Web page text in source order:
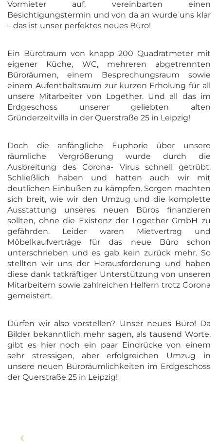
Vormieter auf, vereinbarten einen
Besichtigungstermin und von da an wurde uns klar
– das ist unser perfektes neues Büro!
Ein Bürotraum von knapp 200 Quadratmeter mit
eigener Küche, WC, mehreren abgetrennten
Büroräumen, einem Besprechungsraum sowie
einem Aufenthaltsraum zur kurzen Erholung für all
unsere Mitarbeiter von Logether. Und all das im
Erdgeschoss unserer geliebten alten
Gründerzeitvilla in der Querstraße 25 in Leipzig!
Doch die anfängliche Euphorie über unsere
räumliche Vergrößerung wurde durch die
Ausbreitung des Corona- Virus schnell getrübt.
Schließlich haben und hatten auch wir mit
deutlichen Einbußen zu kämpfen. Sorgen machten
sich breit, wie wir den Umzug und die komplette
Ausstattung unseres neuen Büros finanzieren
sollten, ohne die Existenz der Logether GmbH zu
gefährden. Leider waren Mietvertrag und
Möbelkaufverträge für das neue Büro schon
unterschrieben und es gab kein zurück mehr. So
stellten wir uns der Herausforderung und haben
diese dank tatkräftiger Unterstützung von unseren
Mitarbeitern sowie zahlreichen Helfern trotz Corona
gemeistert.
Dürfen wir also vorstellen? Unser neues Büro! Da
Bilder bekanntlich mehr sagen, als tausend Worte,
gibt es hier noch ein paar Eindrücke von einem
sehr stressigen, aber erfolgreichen Umzug in
unsere neuen Büroräumlichkeiten im Erdgeschoss
der Querstraße 25 in Leipzig!